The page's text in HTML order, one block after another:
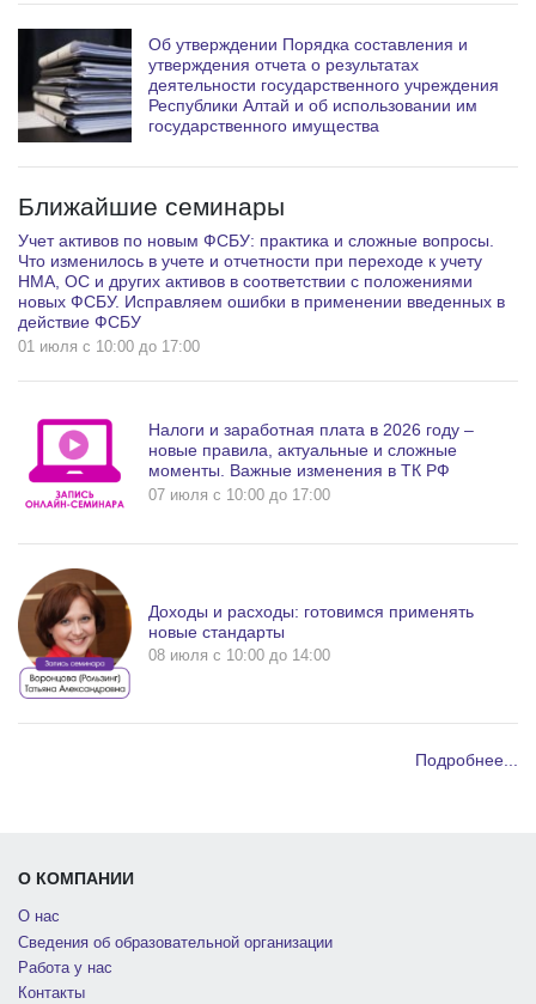
Об утверждении Порядка составления и
утверждения отчета о результатах
деятельности государственного учреждения
Республики Алтай и об использовании им
государственного имущества
Ближайшие семинары
Учет активов по новым ФСБУ: практика и сложные вопросы.
Что изменилось в учете и отчетности при переходе к учету
НМА, ОС и других активов в соответствии с положениями
новых ФСБУ. Исправляем ошибки в применении введенных в
действие ФСБУ
01 июля c 10:00 до 17:00
Налоги и заработная плата в 2026 году –
новые правила, актуальные и сложные
моменты. Важные изменения в ТК РФ
07 июля c 10:00 до 17:00
Доходы и расходы: готовимся применять
новые стандарты
08 июля c 10:00 до 14:00
Подробнее...
О КОМПАНИИ
О нас
Сведения об образовательной организации
Работа у нас
Контакты